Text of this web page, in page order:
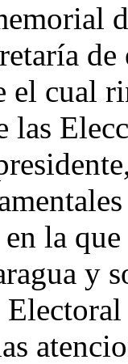
el cual
las
la
y